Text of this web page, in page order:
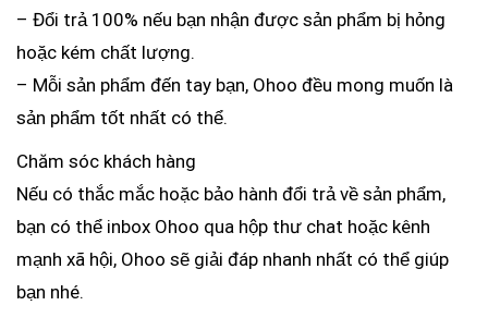
– Đổi trả 100% nếu bạn nhận được sản phẩm bị hỏng
hoặc kém chất lượng.
– Mỗi sản phẩm đến tay bạn, Ohoo đều mong muốn là
sản phẩm tốt nhất có thể.
Chăm sóc khách hàng
Nếu có thắc mắc hoặc bảo hành đổi trả về sản phẩm,
bạn có thể inbox Ohoo qua hộp thư chat hoặc kênh
mạnh xã hội, Ohoo sẽ giải đáp nhanh nhất có thể giúp
bạn nhé.